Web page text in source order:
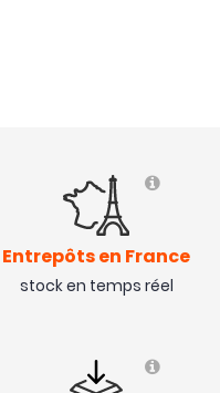
Entrepôts en France
stock en temps réel